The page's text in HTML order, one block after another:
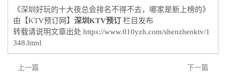
《深圳好玩的十大夜总会排名不得不去，哪家是新上榜的》
由【KTV预订网】 深圳KTV预订 栏目发布
转载请说明文章出处 https://www.010yzh.com/shenzhenktv/1
348.html
上一篇 下一篇